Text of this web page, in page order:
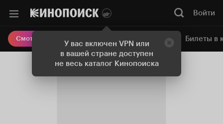
У вас включен VPN или
в вашей стране доступен
не весь каталог Кинопоиска
Войти
Смотреть кино Онлайн-кинотеатр Билеты в